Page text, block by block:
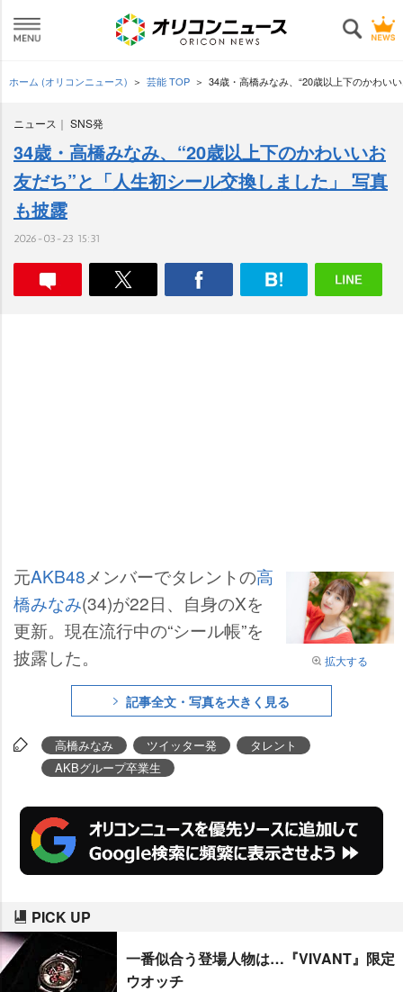
ホーム (オリコンニュース) 芸能 TOP 34歳・高橋みなみ、“20歳以上下のかわい
ニュース SNS発
34歳・高橋みなみ、“20歳以上下のかわいいお
友だち”と「人生初シール交換しました」 写真
も披露
2026-03-23 15:31
拡大する
元AKB48メンバーでタレントの高
橋みなみ(34)が22日、自身のXを
更新。現在流行中の“シール帳”を
披露した。
記事全文・写真を大きく見る
高橋みなみ ツイッター発
タレント
AKBグループ卒業生
PICK UP
一番似合う登場人物は…『VIVANT』限定
ウオッチ